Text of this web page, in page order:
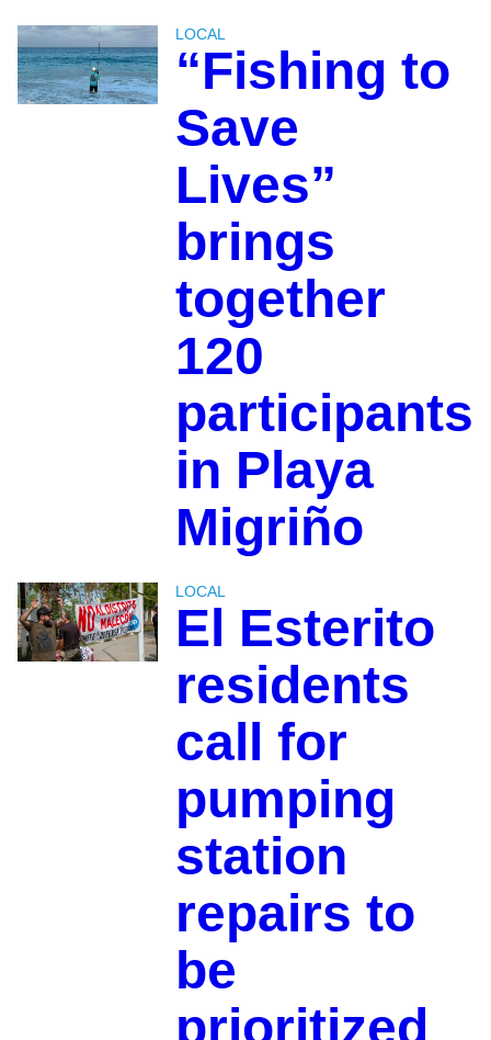
LOCAL
“Fishing to
Save
Lives”
brings
together
120
participants
in Playa
Migriño
LOCAL
El Esterito
residents
call for
pumping
station
repairs to
be
prioritized